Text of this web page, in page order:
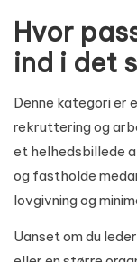
Hvor
ind i det
Denne kategori er
rekruttering og
et helhedsbillede
og fastholde
lovgivning og
Uanset om du